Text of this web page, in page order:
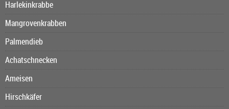
Harlekinkrabbe
Mangrovenkrabben
Palmendieb
Achatschnecken
Ameisen
Hirschkäfer